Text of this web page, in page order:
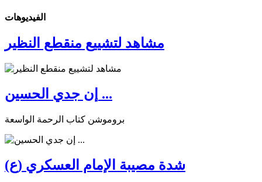
الفیدیوهات
مشاهد لتشييع منقطع النظير
إن جدي الحسين ...
بروموشن كتاب الرحمة الواسعة
شدة مصيبة الإمام العسكري (ع)